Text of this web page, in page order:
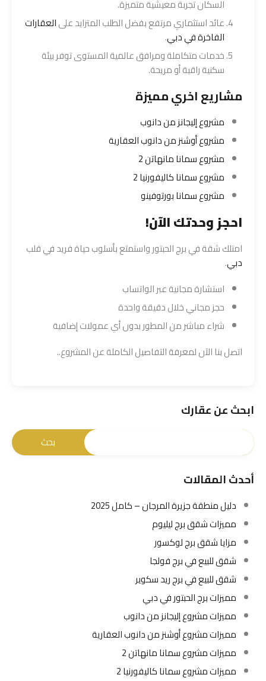
السكان تجربة معيشية متميزة.
عائد استثماري مرتفع بفضل الطلب المتزايد علىالعقارات
الفاخرة في دبي.
خدمات متكاملة ومرافق عالمية المستوى توفر بيئة
سكنية راقية أو مريحة.
مشاريع اخري مميزة
مشروع إليجانز من دانوب
مشروع أوشنز من دانوب العقارية
مشروع سمانا مانهاتن 2
مشروع سمانا كاليفورنيا 2
مشروع سمانا بورتوفينو
احجز وحدتك الآن!
امتلك شقة في برج الحبتور واستمتع بأسلوب حياة فريد في قلب
دبي.
استشارة مجانية عبر الواتساب
حجز مجاني خلال دقيقة واحدة
شراء مباشر من المطور بدون أي عمولات إضافية
اتصل بنا الآن لمعرفة التفاصيل الكاملة عن المشروع..
ابحث عن عقارك
أحدث المقالات
دليل منطقة جزيرة المرجان – كامل 2025
مميزات شقق برج ليليوم
مزايا شقق برج لوكسور
شقق للبيع في برج فولجا
شقق للبيع في برج ريد سكوير
مميزات برج الحبتور في دبي
مميزات مشروع إليجانز من دانوب
مميزات مشروع أوشنز من دانوب العقارية
مميزات مشروع سمانا مانهاتن 2
مميزات مشروع سمانا كاليفورنيا 2